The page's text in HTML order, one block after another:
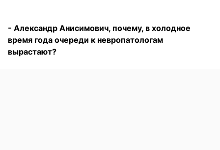
- Александр Анисимович, почему, в холодное
время года очереди к невропатологам
вырастают?